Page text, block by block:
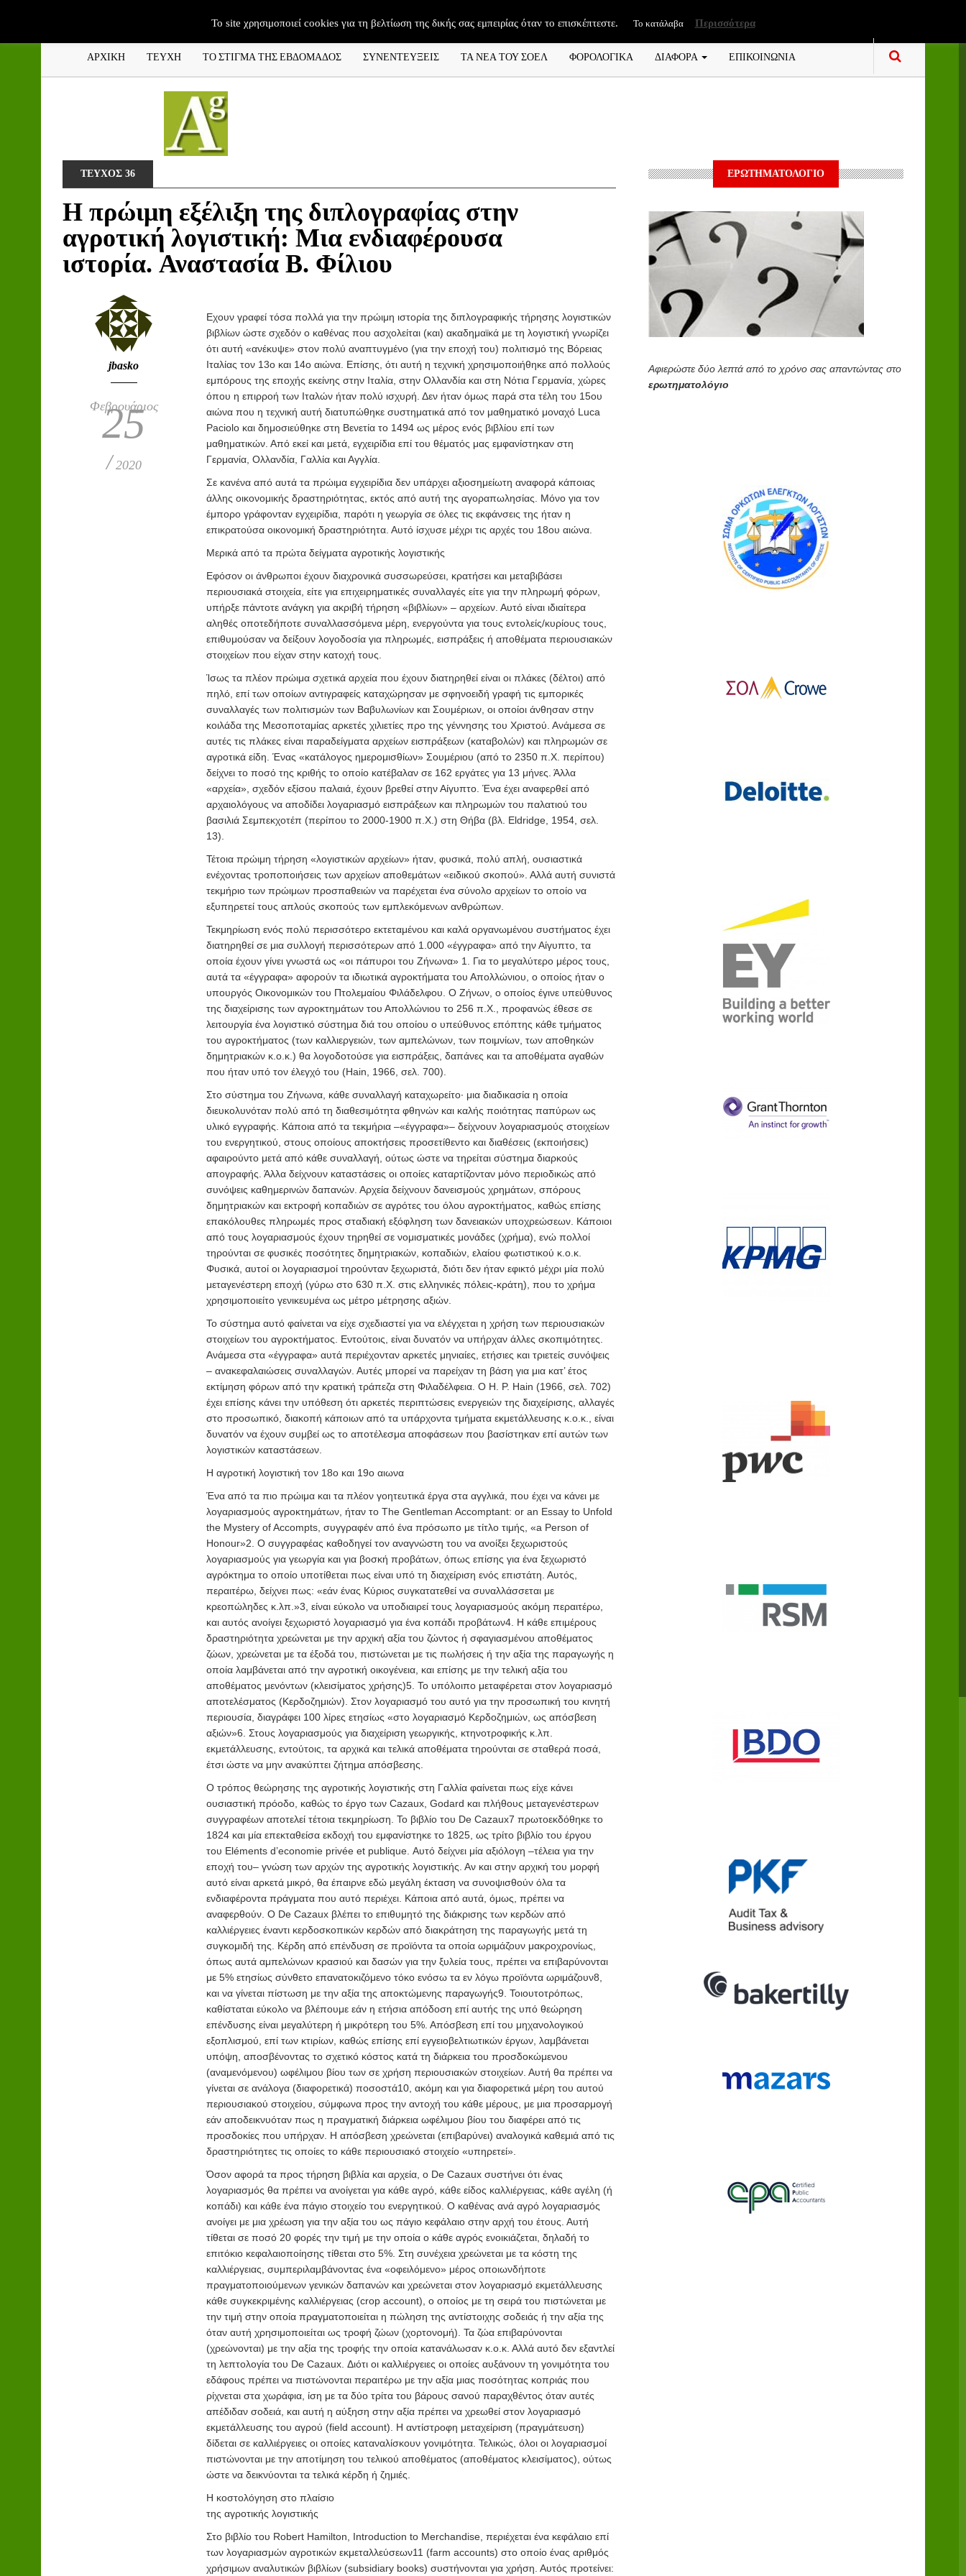
ΑΡΧΙΚΗ ΤΕΥΧΗ ΤΟ ΣΤΙΓΜΑ ΤΗΣ ΕΒΔΟΜΑΔΟΣ ΣΥΝΕΝΤΕΥΞΕΙΣ ΤΑ ΝΕΑ ΤΟΥ ΣΟΕΛ ΦΟΡΟΛΟΓΙΚΑ ΔΙΑΦΟΡΑ ΕΠΙΚΟΙΝΩΝΙΑ
ΤΕΥΧΟΣ 36
Η πρώιμη εξέλιξη της διπλογραφίας στην
αγροτική λογιστική: Μια ενδιαφέρουσα
ιστορία. Αναστασία Β. Φίλιου
jbasko
Φεβρουάριος
25
/ 2020
Εχουν γραφεί τόσα πολλά για την πρώιμη ιστορία της διπλογραφικής τήρησης λογιστικών
βιβλίων ώστε σχεδόν ο καθένας που ασχολείται (και) ακαδημαϊκά με τη λογιστική γνωρίζει
ότι αυτή «ανέκυψε» στον πολύ αναπτυγμένο (για την εποχή του) πολιτισμό της Βόρειας
Ιταλίας τον 13ο και 14ο αιώνα. Επίσης, ότι αυτή η τεχνική χρησιμοποιήθηκε από πολλούς
εμπόρους της εποχής εκείνης στην Ιταλία, στην Ολλανδία και στη Νότια Γερμανία, χώρες
όπου η επιρροή των Ιταλών ήταν πολύ ισχυρή. Δεν ήταν όμως παρά στα τέλη του 15ου
αιώνα που η τεχνική αυτή διατυπώθηκε συστηματικά από τον μαθηματικό μοναχό Luca
Paciolo και δημοσιεύθηκε στη Βενετία το 1494 ως μέρος ενός βιβλίου επί των
μαθηματικών. Από εκεί και μετά, εγχειρίδια επί του θέματός μας εμφανίστηκαν στη
Γερμανία, Ολλανδία, Γαλλία και Αγγλία.
Σε κανένα από αυτά τα πρώιμα εγχειρίδια δεν υπάρχει αξιοσημείωτη αναφορά κάποιας
άλλης οικονομικής δραστηριότητας, εκτός από αυτή της αγοραπωλησίας. Μόνο για τον
έμπορο γράφονταν εγχειρίδια, παρότι η γεωργία σε όλες τις εκφάνσεις της ήταν η
επικρατούσα οικονομική δραστηριότητα. Αυτό ίσχυσε μέχρι τις αρχές του 18ου αιώνα.
Μερικά από τα πρώτα δείγματα αγροτικής λογιστικής
Εφόσον οι άνθρωποι έχουν διαχρονικά συσσωρεύσει, κρατήσει και μεταβιβάσει
περιουσιακά στοιχεία, είτε για επιχειρηματικές συναλλαγές είτε για την πληρωμή φόρων,
υπήρξε πάντοτε ανάγκη για ακριβή τήρηση «βιβλίων» – αρχείων. Αυτό είναι ιδιαίτερα
αληθές οποτεδήποτε συναλλασσόμενα μέρη, ενεργούντα για τους εντολείς/κυρίους τους,
επιθυμούσαν να δείξουν λογοδοσία για πληρωμές, εισπράξεις ή αποθέματα περιουσιακών
στοιχείων που είχαν στην κατοχή τους.
Ίσως τα πλέον πρώιμα σχετικά αρχεία που έχουν διατηρηθεί είναι οι πλάκες (δέλτοι) από
πηλό, επί των οποίων αντιγραφείς καταχώρησαν με σφηνοειδή γραφή τις εμπορικές
συναλλαγές των πολιτισμών των Βαβυλωνίων και Σουμέριων, οι οποίοι άνθησαν στην
κοιλάδα της Μεσοποταμίας αρκετές χιλιετίες προ της γέννησης του Χριστού. Ανάμεσα σε
αυτές τις πλάκες είναι παραδείγματα αρχείων εισπράξεων (καταβολών) και πληρωμών σε
αγροτικά είδη. Ένας «κατάλογος ημερομισθίων» Σουμέριου (από το 2350 π.Χ. περίπου)
δείχνει το ποσό της κριθής το οποίο κατέβαλαν σε 162 εργάτες για 13 μήνες. Άλλα
«αρχεία», σχεδόν εξίσου παλαιά, έχουν βρεθεί στην Αίγυπτο. Ένα έχει αναφερθεί από
αρχαιολόγους να αποδίδει λογαριασμό εισπράξεων και πληρωμών του παλατιού του
βασιλιά Σεμπεκχοτέπ (περίπου το 2000-1900 π.Χ.) στη Θήβα (βλ. Eldridge, 1954, σελ.
13).
Τέτοια πρώιμη τήρηση «λογιστικών αρχείων» ήταν, φυσικά, πολύ απλή, ουσιαστικά
ενέχοντας τροποποιήσεις των αρχείων αποθεμάτων «ειδικού σκοπού». Αλλά αυτή συνιστά
τεκμήριο των πρώιμων προσπαθειών να παρέχεται ένα σύνολο αρχείων το οποίο να
εξυπηρετεί τους απλούς σκοπούς των εμπλεκόμενων ανθρώπων.
Τεκμηρίωση ενός πολύ περισσότερο εκτεταμένου και καλά οργανωμένου συστήματος έχει
διατηρηθεί σε μια συλλογή περισσότερων από 1.000 «έγγραφα» από την Αίγυπτο, τα
οποία έχουν γίνει γνωστά ως «οι πάπυροι του Ζήνωνα» 1
. Για το μεγαλύτερο μέρος τους,
αυτά τα «έγγραφα» αφορούν τα ιδιωτικά αγροκτήματα του Απολλώνιου, ο οποίος ήταν ο
υπουργός Οικονομικών του Πτολεμαίου Φιλάδελφου. Ο Ζήνων, ο οποίος έγινε υπεύθυνος
της διαχείρισης των αγροκτημάτων του Απολλώνιου το 256 π.Χ., προφανώς έθεσε σε
λειτουργία ένα λογιστικό σύστημα διά του οποίου ο υπεύθυνος επόπτης κάθε τμήματος
του αγροκτήματος (των καλλιεργειών, των αμπελώνων, των ποιμνίων, των αποθηκών
δημητριακών κ.ο.κ.) θα λογοδοτούσε για εισπράξεις, δαπάνες και τα αποθέματα αγαθών
που ήταν υπό τον έλεγχό του (Hain, 1966, σελ. 700).
Στο σύστημα του Ζήνωνα, κάθε συναλλαγή καταχωρείτο· μια διαδικασία η οποία
διευκολυνόταν πολύ από τη διαθεσιμότητα φθηνών και καλής ποιότητας παπύρων ως
υλικό εγγραφής. Κάποια από τα τεκμήρια –«έγγραφα»– δείχνουν λογαριασμούς στοιχείων
του ενεργητικού, στους οποίους αποκτήσεις προσετίθεντο και διαθέσεις (εκποιήσεις)
αφαιρούντο μετά από κάθε συναλλαγή, ούτως ώστε να τηρείται σύστημα διαρκούς
απογραφής. Άλλα δείχνουν καταστάσεις οι οποίες καταρτίζονταν μόνο περιοδικώς από
συνόψεις καθημερινών δαπανών. Αρχεία δείχνουν δανεισμούς χρημάτων, σπόρους
δημητριακών και εκτροφή κοπαδιών σε αγρότες του όλου αγροκτήματος, καθώς επίσης
επακόλουθες πληρωμές προς σταδιακή εξόφληση των δανειακών υποχρεώσεων. Κάποιοι
από τους λογαριασμούς έχουν τηρηθεί σε νομισματικές μονάδες (χρήμα), ενώ πολλοί
τηρούνται σε φυσικές ποσότητες δημητριακών, κοπαδιών, ελαίου φωτιστικού κ.ο.κ.
Φυσικά, αυτοί οι λογαριασμοί τηρούνταν ξεχωριστά, διότι δεν ήταν εφικτό μέχρι μία πολύ
μεταγενέστερη εποχή (γύρω στο 630 π.Χ. στις ελληνικές πόλεις-κράτη), που το χρήμα
χρησιμοποιείτο γενικευμένα ως μέτρο μέτρησης αξιών.
Το σύστημα αυτό φαίνεται να είχε σχεδιαστεί για να ελέγχεται η χρήση των περιουσιακών
στοιχείων του αγροκτήματος. Εντούτοις, είναι δυνατόν να υπήρχαν άλλες σκοπιμότητες.
Ανάμεσα στα «έγγραφα» αυτά περιέχονταν αρκετές μηνιαίες, ετήσιες και τριετείς συνόψεις
– ανακεφαλαιώσεις συναλλαγών. Αυτές μπορεί να παρείχαν τη βάση για μια κατ’ έτος
εκτίμηση φόρων από την κρατική τράπεζα στη Φιλαδέλφεια. Ο H . P. Hain (1966, σελ. 702)
έχει επίσης κάνει την υπόθεση ότι αρκετές περιπτώσεις ενεργειών της διαχείρισης, αλλαγές
στο προσωπικό, διακοπή κάποιων από τα υπάρχοντα τμήματα εκμετάλλευσης κ.ο.κ., είναι
δυνατόν να έχουν συμβεί ως το αποτέλεσμα αποφάσεων που βασίστηκαν επί αυτών των
λογιστικών καταστάσεων.
Η αγροτική λογιστική τον 18ο και 19ο αιωνα
Ένα από τα πιο πρώιμα και τα πλέον γοητευτικά έργα στα αγγλικά, που έχει να κάνει με
λογαριασμούς αγροκτημάτων, ήταν το The Gentleman Accomptant: or an Essay to Unfold
the Mystery of Accompts , συγγραφέν από ένα πρόσωπο με τίτλο τιμής, «a Person of
Honour»2 . Ο συγγραφέας καθοδηγεί τον αναγνώστη του να ανοίξει ξεχωριστούς
λογαριασμούς για γεωργία και για βοσκή προβάτων, όπως επίσης για ένα ξεχωριστό
αγρόκτημα το οποίο υποτίθεται πως είναι υπό τη διαχείριση ενός επιστάτη. Αυτός,
περαιτέρω, δείχνει πως: «εάν ένας Κύριος συγκατατεθεί να συναλλάσσεται με
κρεοπώληδες κ.λπ.»3 , είναι εύκολο να υποδιαιρεί τους λογαριασμούς ακόμη περαιτέρω,
και αυτός ανοίγει ξεχωριστό λογαριασμό για ένα κοπάδι προβάτων4 . Η κάθε επιμέρους
δραστηριότητα χρεώνεται με την αρχική αξία του ζώντος ή σφαγιασμένου αποθέματος
ζώων, χρεώνεται με τα έξοδά του, πιστώνεται με τις πωλήσεις ή την αξία της παραγωγής η
οποία λαμβάνεται από την αγροτική οικογένεια, και επίσης με την τελική αξία του
αποθέματος μενόντων (κλεισίματος χρήσης)5 . Το υπόλοιπο μεταφέρεται στον λογαριασμό
αποτελέσματος (Κερδοζημιών). Στον λογαριασμό του αυτό για την προσωπική του κινητή
περιουσία, διαγράφει 100 λίρες ετησίως «στο λογαριασμό Κερδοζημιών, ως απόσβεση
αξιών»6 . Στους λογαριασμούς για διαχείριση γεωργικής, κτηνοτροφικής κ.λπ.
εκμετάλλευσης, εντούτοις, τα αρχικά και τελικά αποθέματα τηρούνται σε σταθερά ποσά,
έτσι ώστε να μην ανακύπτει ζήτημα απόσβεσης.
Ο τρόπος θεώρησης της αγροτικής λογιστικής στη Γαλλία φαίνεται πως είχε κάνει
ουσιαστική πρόοδο, καθώς το έργο των Cazaux, Godard και πλήθους μεταγενέστερων
συγγραφέων αποτελεί τέτοια τεκμηρίωση. Το βιβλίο του De Cazaux7 πρωτοεκδόθηκε το
1824 και μία επεκταθείσα εκδοχή του εμφανίστηκε το 1825, ως τρίτο βιβλίο του έργου
του Eléments d’economie privée et publique . Αυτό δείχνει μία αξιόλογη –τέλεια για την
εποχή του– γνώση των αρχών της αγροτικής λογιστικής. Αν και στην αρχική του μορφή
αυτό είναι αρκετά μικρό, θα έπαιρνε εδώ μεγάλη έκταση να συνοψισθούν όλα τα
ενδιαφέροντα πράγματα που αυτό περιέχει. Κάποια από αυτά, όμως, πρέπει να
αναφερθούν. Ο De Cazaux βλέπει το επιθυμητό της διάκρισης των κερδών από
καλλιέργειες έναντι κερδοσκοπικών κερδών από διακράτηση της παραγωγής μετά τη
συγκομιδή της. Κέρδη από επένδυση σε προϊόντα τα οποία ωριμάζουν μακροχρονίως,
όπως αυτά αμπελώνων κρασιού και δασών για την ξυλεία τους, πρέπει να επιβαρύνονται
με 5% ετησίως σύνθετο επανατοκιζόμενο τόκο ενόσω τα εν λόγω προϊόντα ωριμάζουν8
και να γίνεται πίστωση με την αξία της αποκτώμενης παραγωγής9 . Τοιουτοτρόπως,
καθίσταται εύκολο να βλέπουμε εάν η ετήσια απόδοση επί αυτής της υπό θεώρηση
επένδυσης είναι μεγαλύτερη ή μικρότερη του 5%. Απόσβεση επί του μηχανολογικού
εξοπλισμού, επί των κτιρίων, καθώς επίσης επί εγγειοβελτιωτικών έργων, λαμβάνεται
υπόψη, αποσβένοντας το σχετικό κόστος κατά τη διάρκεια του προσδοκώμενου
(αναμενόμενου) ωφέλιμου βίου των σε χρήση περιουσιακών στοιχείων. Αυτή θα πρέπει να
γίνεται σε ανάλογα (διαφορετικά) ποσοστά10 , ακόμη και για διαφορετικά μέρη του αυτού
περιουσιακού στοιχείου, σύμφωνα προς την αντοχή του κάθε μέρους, με μια προσαρμογή
εάν αποδεικνυόταν πως η πραγματική διάρκεια ωφέλιμου βίου του διαφέρει από τις
προσδοκίες που υπήρχαν. Η απόσβεση χρεώνεται (επιβαρύνει) αναλογικά καθεμιά από τις
δραστηριότητες τις οποίες το κάθε περιουσιακό στοιχείο «υπηρετεί».
Όσον αφορά τα προς τήρηση βιβλία και αρχεία, ο De Cazaux συστήνει ότι ένας
λογαριασμός θα πρέπει να ανοίγεται για κάθε αγρό, κάθε είδος καλλιέργειας, κάθε αγέλη (ή
κοπάδι) και κάθε ένα πάγιο στοιχείο του ενεργητικού. Ο καθένας ανά αγρό λογαριασμός
ανοίγει με μια χρέωση για την αξία του ως πάγιο κεφάλαιο στην αρχή του έτους. Αυτή
τίθεται σε ποσό 20 φορές την τιμή με την οποία ο κάθε αγρός ενοικιάζεται, δηλαδή το
επιτόκιο κεφαλαιοποίησης τίθεται στο 5%. Στη συνέχεια χρεώνεται με τα κόστη της
καλλιέργειας, συμπεριλαμβάνοντας ένα «οφειλόμενο» μέρος οποιωνδήποτε
πραγματοποιούμενων γενικών δαπανών και χρεώνεται στον λογαριασμό εκμετάλλευσης
κάθε συγκεκριμένης καλλιέργειας (crop account), ο οποίος με τη σειρά του πιστώνεται με
την τιμή στην οποία πραγματοποιείται η πώληση της αντίστοιχης σοδειάς ή την αξία της
όταν αυτή χρησιμοποιείται ως τροφή ζώων (χορτονομή). Τα ζώα επιβαρύνονται
(χρεώνονται) με την αξία της τροφής την οποία κατανάλωσαν κ.ο.κ. Αλλά αυτό δεν εξαντλεί
τη λεπτολογία του De Cazaux . Διότι οι καλλιέργειες οι οποίες αυξάνουν τη γονιμότητα του
εδάφους πρέπει να πιστώνονται περαιτέρω με την αξία μιας ποσότητας κοπριάς που
ρίχνεται στα χωράφια, ίση με τα δύο τρίτα του βάρους σανού παραχθέντος όταν αυτές
απέδιδαν σοδειά, και αυτή η αύξηση στην αξία πρέπει να χρεωθεί στον λογαριασμό
εκμετάλλευσης του αγρού (field account). Η αντίστροφη μεταχείριση (πραγμάτευση)
δίδεται σε καλλιέργειες οι οποίες καταναλίσκουν γονιμότητα. Τελικώς, όλοι οι λογαριασμοί
πιστώνονται με την αποτίμηση του τελικού αποθέματος (αποθέματος κλεισίματος), ούτως
ώστε να δεικνύονται τα τελικά κέρδη ή ζημιές.
Η κοστολόγηση στο πλαίσιο
της αγροτικής λογιστικής
Στο βιβλίο του Robert Hamilton, Introduction to Merchandise , περιέχεται ένα κεφάλαιο επί
των λογαριασμών αγροτικών εκμεταλλεύσεων11 (farm accounts) στο οποίο ένας αριθμός
χρήσιμων αναλυτικών βιβλίων (subsidiary books) συστήνονται για χρήση. Αυτός προτείνει:
ΕΡΩΤΗΜΑΤΟΛΟΓΙΟ
Αφιερώστε δύο λεπτά από το χρόνο σας απαντώντας στο
ερωτηματολόγιο
To site χρησιμοποιεί cookies για τη βελτίωση της δικής σας εμπειρίας όταν το επισκέπτεστε. Το κατάλαβα Περισσότερα